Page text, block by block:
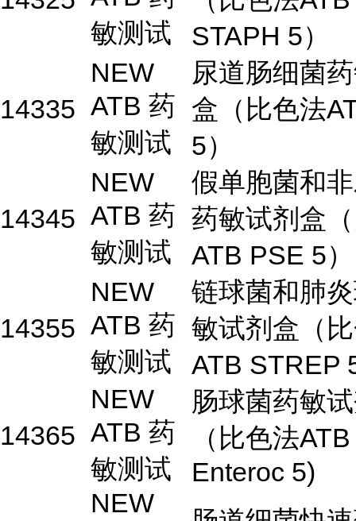
敏测试
STAPH 5）
14335
NEW
ATB 药
敏测试
尿道肠细菌
盒（比色法
5）
14345
NEW
ATB 药
敏测试
假单胞菌和
药敏试剂盒
ATB PSE 5）
14355
NEW
ATB 药
敏测试
链球菌和肺
敏试剂盒（
ATB STREP
14365
NEW
ATB 药
敏测试
肠球菌药敏
（比色法ATB
Enteroc 5)
NEW